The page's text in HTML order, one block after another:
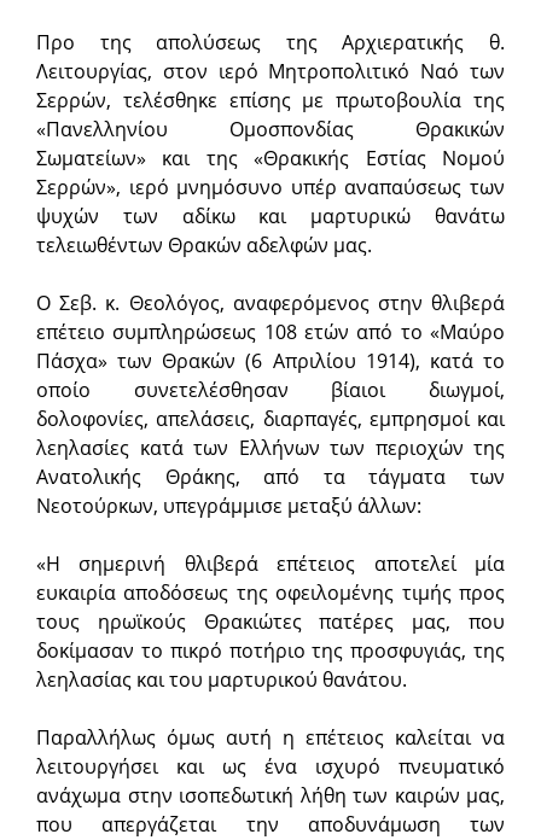
Προ της απολύσεως της Αρχιερατικής θ.
Λειτουργίας, στον ιερό Μητροπολιτικό Ναό των
Σερρών, τελέσθηκε επίσης με πρωτοβουλία της
«Πανελληνίου Ομοσπονδίας Θρακικών
Σωματείων» και της «Θρακικής Εστίας Νομού
Σερρών», ιερό μνημόσυνο υπέρ αναπαύσεως των
ψυχών των αδίκω και μαρτυρικώ θανάτω
τελειωθέντων Θρακών αδελφών μας.
Ο Σεβ. κ. Θεολόγος, αναφερόμενος στην θλιβερά
επέτειο συμπληρώσεως 108 ετών από το «Μαύρο
Πάσχα» των Θρακών (6 Απριλίου 1914), κατά το
οποίο συνετελέσθησαν βίαιοι διωγμοί,
δολοφονίες, απελάσεις, διαρπαγές, εμπρησμοί και
λεηλασίες κατά των Ελλήνων των περιοχών της
Ανατολικής Θράκης, από τα τάγματα των
Νεοτούρκων, υπεγράμμισε μεταξύ άλλων:
«Η σημερινή θλιβερά επέτειος αποτελεί μία
ευκαιρία αποδόσεως της οφειλομένης τιμής προς
τους ηρωϊκούς Θρακιώτες πατέρες μας, που
δοκίμασαν το πικρό ποτήριο της προσφυγιάς, της
λεηλασίας και του μαρτυρικού θανάτου.
Παραλλήλως όμως αυτή η επέτειος καλείται να
λει­τουργήσει και ως ένα ισχυρό πνευματικό
ανάχωμα στην ισοπεδωτική λήθη των καιρών μας,
που απεργάζεται την αποδυνάμωση των